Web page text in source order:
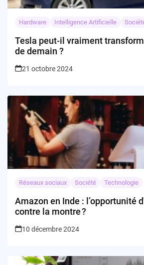
Hardware Intelligence Artificielle
Tesla peut-il vraiment
de demain ?
21 octobre 2024
Réseaux sociaux Société Technologie
Amazon en Inde : l’opportunité
contre la montre ?
10 décembre 2024